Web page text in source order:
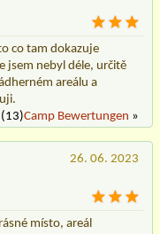
co tam dokazuje
jsem nebyl déle, určitě
areálu a
(13)Camp Bewertungen »
26. 06. 2023
místo, areál